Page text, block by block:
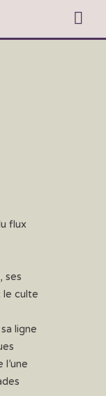
flux
ses
le culte
ligne
l’une